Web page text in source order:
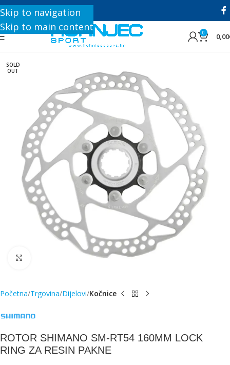
Skip to navigation
Skip to main content
+385 1 8896 200
0 0,00
SOLD
OUT
Početna Trgovina Dijelovi Kočnice
ROTOR SHIMANO SM-RT54 160MM LOCK
RING ZA RESIN PAKNE